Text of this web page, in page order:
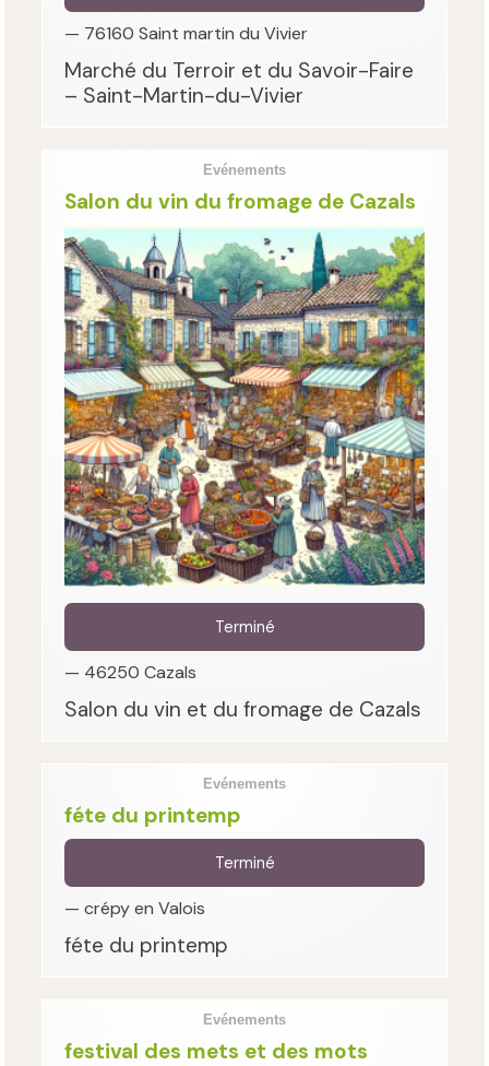
— 76160 Saint martin du Vivier
Marché du Terroir et du Savoir-Faire
– Saint-Martin-du-Vivier
Evénements
Salon du vin du fromage de Cazals
Terminé
— 46250 Cazals
Salon du vin et du fromage de Cazals
Evénements
féte du printemp
Terminé
— crépy en Valois
féte du printemp
Evénements
festival des mets et des mots